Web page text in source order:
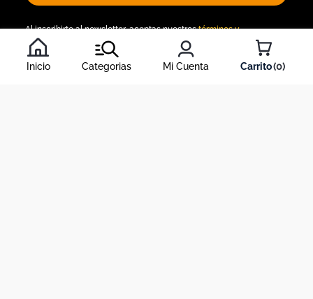
Inicio Categorias Mi Cuenta 0
Al inscribirte al newsletter, aceptas nuestrostérminos y
condiciones
, y nuestra política de tratamiento de información.